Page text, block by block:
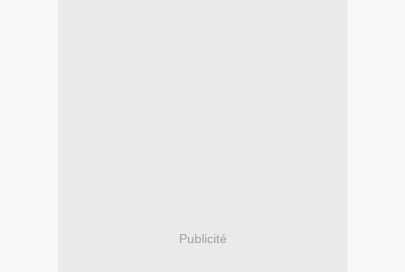
Publicité